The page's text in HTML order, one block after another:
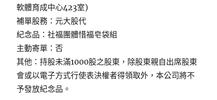
軟體育成中心423室)
補單股務：元大股代
紀念品：社福團體惜福皂袋組
主動寄單：否
其他：持股未滿1000股之股東，除股東親自出席股東
會或以電子方式行使表決權者得領取外，本公司將不
予發放紀念品。